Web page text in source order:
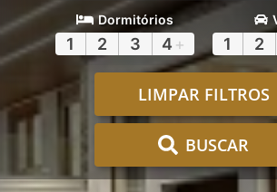
Dormitórios
1 2 3 4 + 1 2
LIMPAR FILTROS
BUSCAR